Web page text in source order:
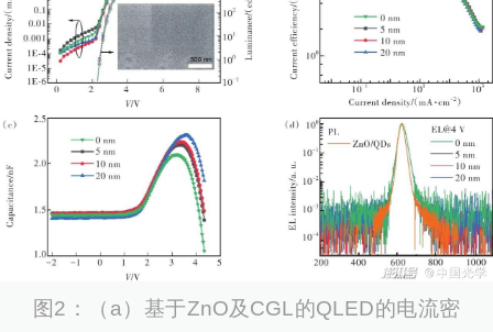
图2：（a）基于ZnO及CGL的QLED的电流密